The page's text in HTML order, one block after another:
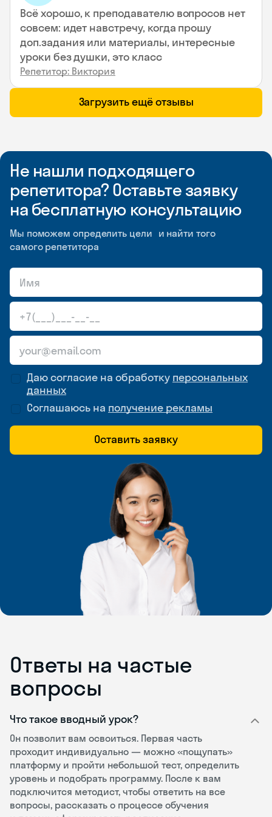
Всё хорошо, к преподавателю вопросов нет
совсем: идет навстречу, когда прошу
доп.задания или материалы, интересные
уроки без душки, это класс
Репетитор: Виктория
Загрузить ещё отзывы
Не нашли подходящего
репетитора? Оставьте заявку
на бесплатную консультацию
Мы поможем определить цели и найти того
самого репетитора
Даю согласие на обработку персональных
данных
Соглашаюсь на получение рекламы
Оставить заявку
Ответы на частые
вопросы
Что такое вводный урок?
Он позволит вам освоиться. Первая часть
проходит индивидуально — можно «пощупать»
платформу и пройти небольшой тест, определить
уровень и подобрать программу. После к вам
подключится методист, чтобы ответить на все
вопросы, рассказать о процессе обучения